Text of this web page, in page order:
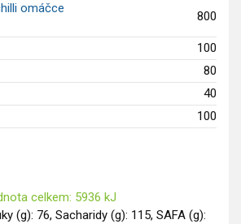
omáčce
800
100
80
40
100
celkem: 5936 kJ
(g): 76, Sacharidy (g): 115, SAFA (g):